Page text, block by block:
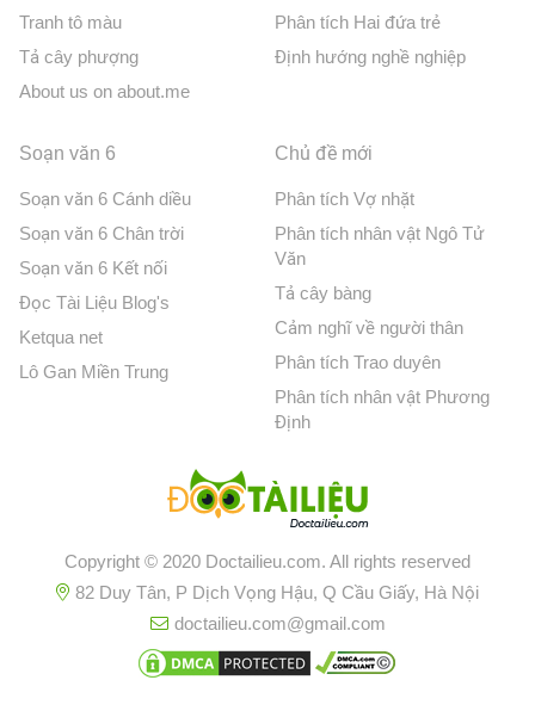
Tranh tô màu
Tả cây phượng
About us on about.me
Phân tích Hai đứa trẻ
Định hướng nghề nghiệp
Soạn văn 6
Soạn văn 6 Cánh diều
Soạn văn 6 Chân trời
Soạn văn 6 Kết nối
Đọc Tài Liệu Blog's
Ketqua net
Lô Gan Miền Trung
Chủ đề mới
Phân tích Vợ nhặt
Phân tích nhân vật Ngô Tử
Văn
Tả cây bàng
Cảm nghĩ về người thân
Phân tích Trao duyên
Phân tích nhân vật Phương
Định
Copyright © 2020 Doctailieu.com. All rights reserved
82 Duy Tân, P Dịch Vọng Hậu, Q Cầu Giấy, Hà Nội
doctailieu.com@gmail.com